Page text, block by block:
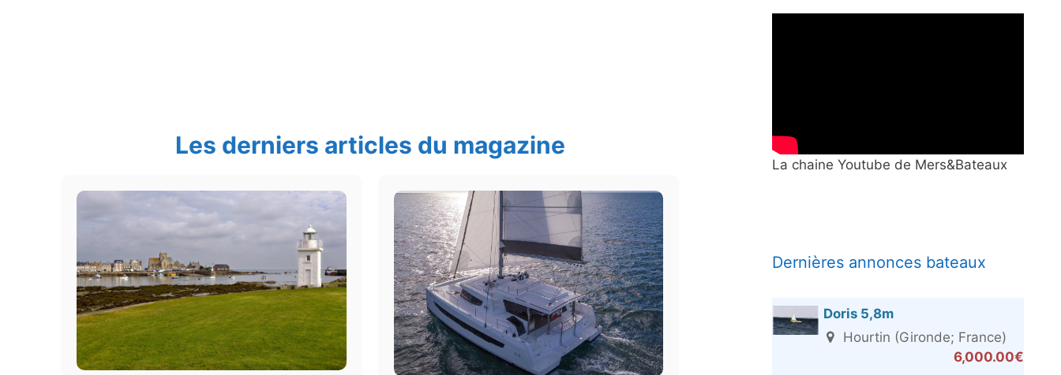
Les derniers articles du magazine
La chaine Youtube de Mers&Bateaux
Dernières annonces bateaux
Doris 5,8m
Hourtin (Gironde; France)
6,000.00€